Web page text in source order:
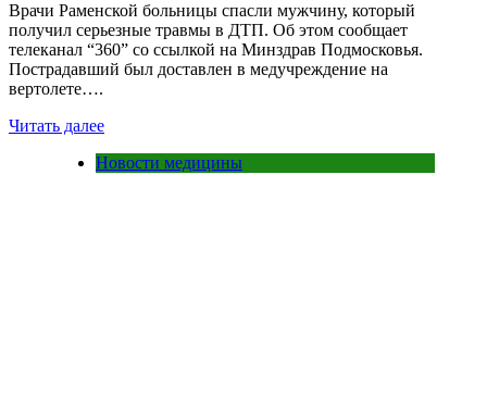
Врачи Раменской больницы спасли мужчину, который
получил серьезные травмы в ДТП. Об этом сообщает
телеканал “360” со ссылкой на Минздрав Подмосковья.
Пострадавший был доставлен в медучреждение на
вертолете….
Читать далее
Новости медицины